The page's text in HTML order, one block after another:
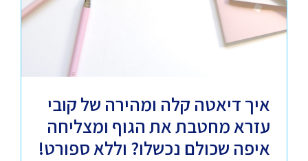
איך דיאטה קלה ומהירה של קובי
עזרא מחטבת את הגוף ומצליחה
איפה שכולם נכשלו? וללא ספורט!